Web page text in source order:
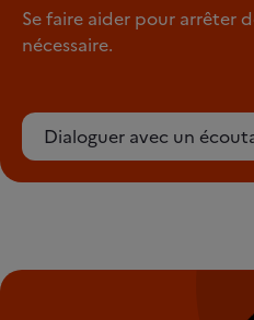
Se faire aider pour arrêter
nécessaire.
Dialoguer avec un